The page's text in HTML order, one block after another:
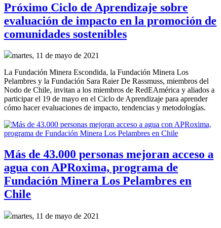
Próximo Ciclo de Aprendizaje sobre
evaluación de impacto en la promoción de
comunidades sostenibles
martes, 11 de mayo de 2021
La Fundación Minera Escondida, la Fundación Minera Los
Pelambres y la Fundación Sara Raier De Rassmuss, miembros del
Nodo de Chile, invitan a los miembros de RedEAmérica y aliados a
participar el 19 de mayo en el Ciclo de Aprendizaje para aprender
cómo hacer evaluaciones de impacto, tendencias y metodologías.
Más de 43.000 personas mejoran acceso a
agua con APRoxima, programa de
Fundación Minera Los Pelambres en
Chile
martes, 11 de mayo de 2021